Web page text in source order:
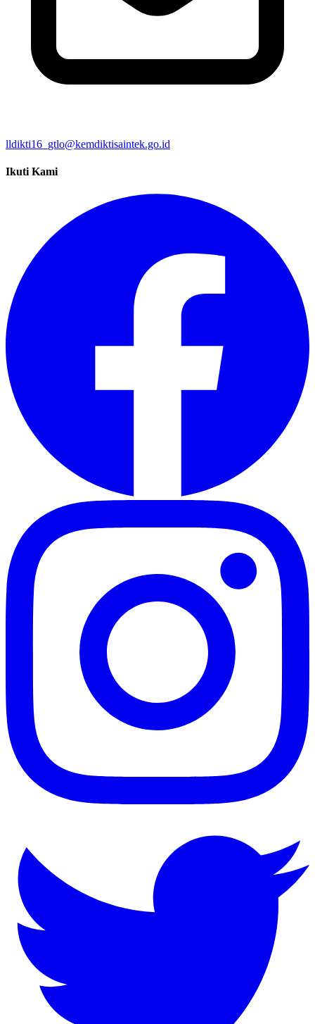
lldikti16_gtlo@kemdiktisaintek.go.id
Ikuti Kami